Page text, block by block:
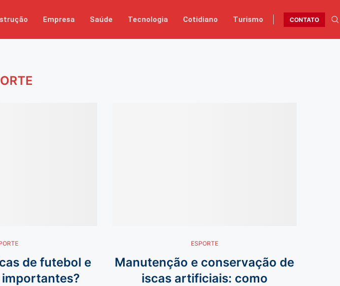
Empresa Saúde Tecnologia Cotidiano Turismo CONTATO
de futebol e
ESPORTE
Manutenção e conservação de
iscas artificiais: como